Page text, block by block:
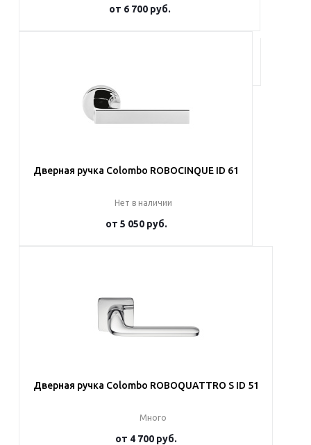
от 6 700 руб.
Дверная ручка Colombo ROBOCINQUE ID 61
Нет в наличии
от 5 050 руб.
Дверная ручка Colombo ROBOQUATTRO S ID 51
Много
от 4 700 руб.